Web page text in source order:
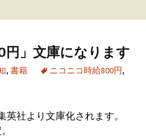
円」文庫になります
, 書籍 ニコニコ時給800円,
英社より文庫化されます。